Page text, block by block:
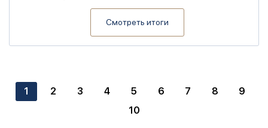
Смотреть итоги
1 2 3 4 5 6 7 8
9
10